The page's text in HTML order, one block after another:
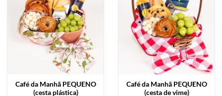
Café da Manhã PEQUENO
(cesta plástica)
Café da Manhã PEQUENO
(cesta de vime)